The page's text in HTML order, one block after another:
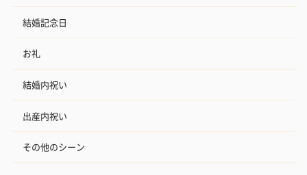
結婚記念日
お礼
結婚内祝い
出産内祝い
その他のシーン